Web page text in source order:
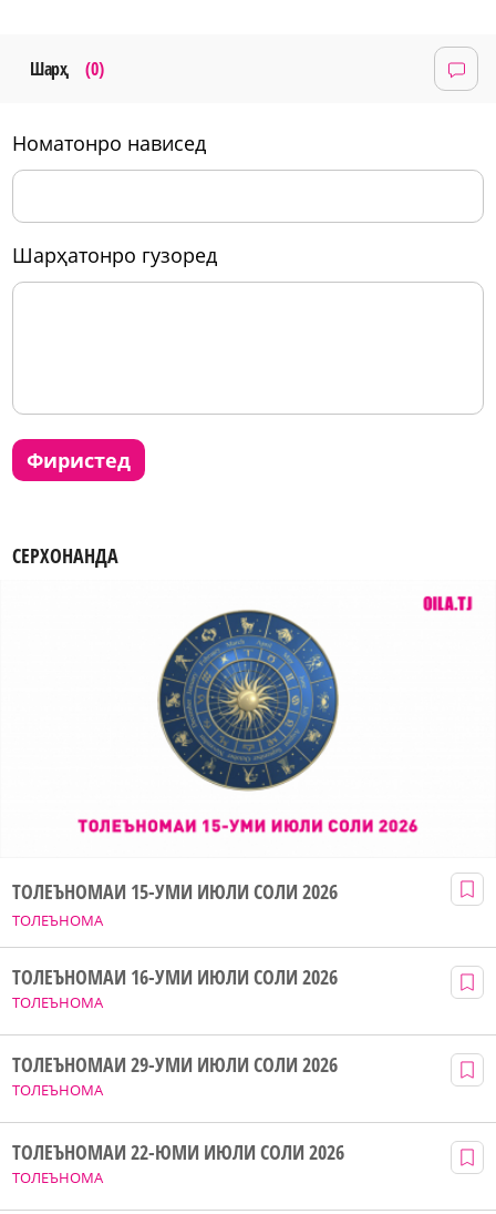
Шарҳ (0)
номатонро нависед
шарҳатонро гузоред
фиристед
СЕРХОНАНДА
ТОЛЕЪНОМА
ТОЛЕЪНОМАИ 15-УМИ ИЮЛИ СОЛИ 2026
ТОЛЕЪНОМА
ТОЛЕЪНОМАИ 16-УМИ ИЮЛИ СОЛИ 2026
ТОЛЕЪНОМА
ТОЛЕЪНОМАИ 29-УМИ ИЮЛИ СОЛИ 2026
ТОЛЕЪНОМА
ТОЛЕЪНОМАИ 22-ЮМИ ИЮЛИ СОЛИ 2026